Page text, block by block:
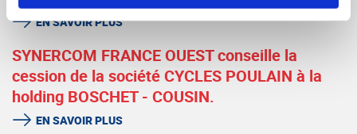
EN SAVOIR PLUS
SYNERCOM FRANCE OUEST conseille la
cession de la société CYCLES POULAIN à la
holding BOSCHET - COUSIN.
EN SAVOIR PLUS